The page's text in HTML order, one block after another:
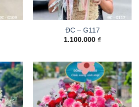
ĐC – G117
1.100.000 ₫